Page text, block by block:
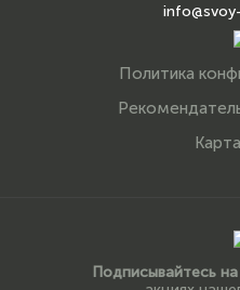
Политика
Подписывайтесь